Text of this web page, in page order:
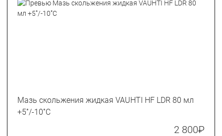
Мазь скольжения жидкая VAUHTI HF LDR 80 мл
+5˚/-10˚С
2 800₽